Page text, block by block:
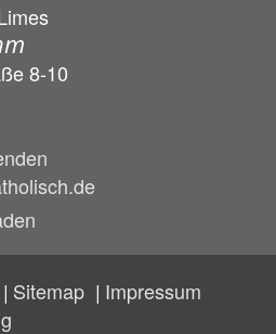
8-10
Sitemap
Impressum